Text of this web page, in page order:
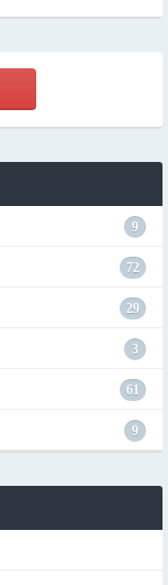
9
72
29
3
61
9